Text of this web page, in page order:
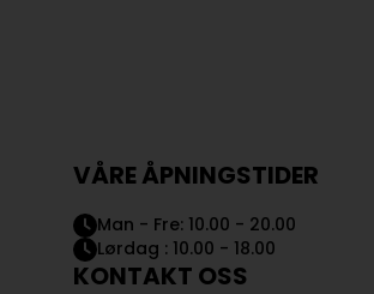
VÅRE ÅPNINGSTIDER
Man - Fre: 10.00 - 20.00
Lørdag : 10.00 - 18.00
KONTAKT OSS